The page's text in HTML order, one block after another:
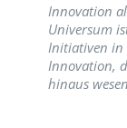
Innovation
Universum
Initiativen in
Innovation,
hinaus